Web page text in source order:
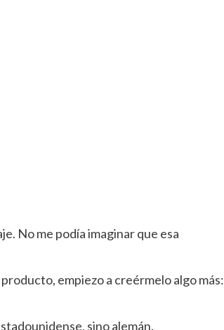
No me podía imaginar que esa
empiezo a creérmelo algo más:
sino alemán.